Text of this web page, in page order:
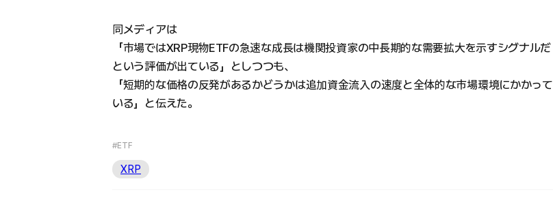
同メディアは
「市場ではXRP現物ETFの急速な成長は機関投資家の中長期的な需要拡大を示すシグナルだ
という評価が出ている」としつつも、
「短期的な価格の反発があるかどうかは追加資金流入の速度と全体的な市場環境にかかって
いる」と伝えた。
#ETF
XRP